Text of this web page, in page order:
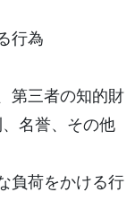
行為
第三者の知的財
名誉、その他
負荷をかける行